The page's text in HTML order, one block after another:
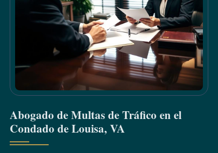
Abogado de Multas de Tráfico en el
Condado de Louisa, VA